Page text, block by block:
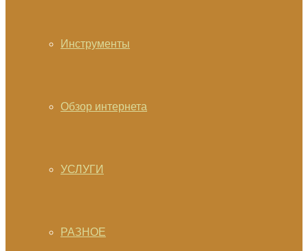
Инструменты
Обзор интернета
УСЛУГИ
РАЗНОЕ